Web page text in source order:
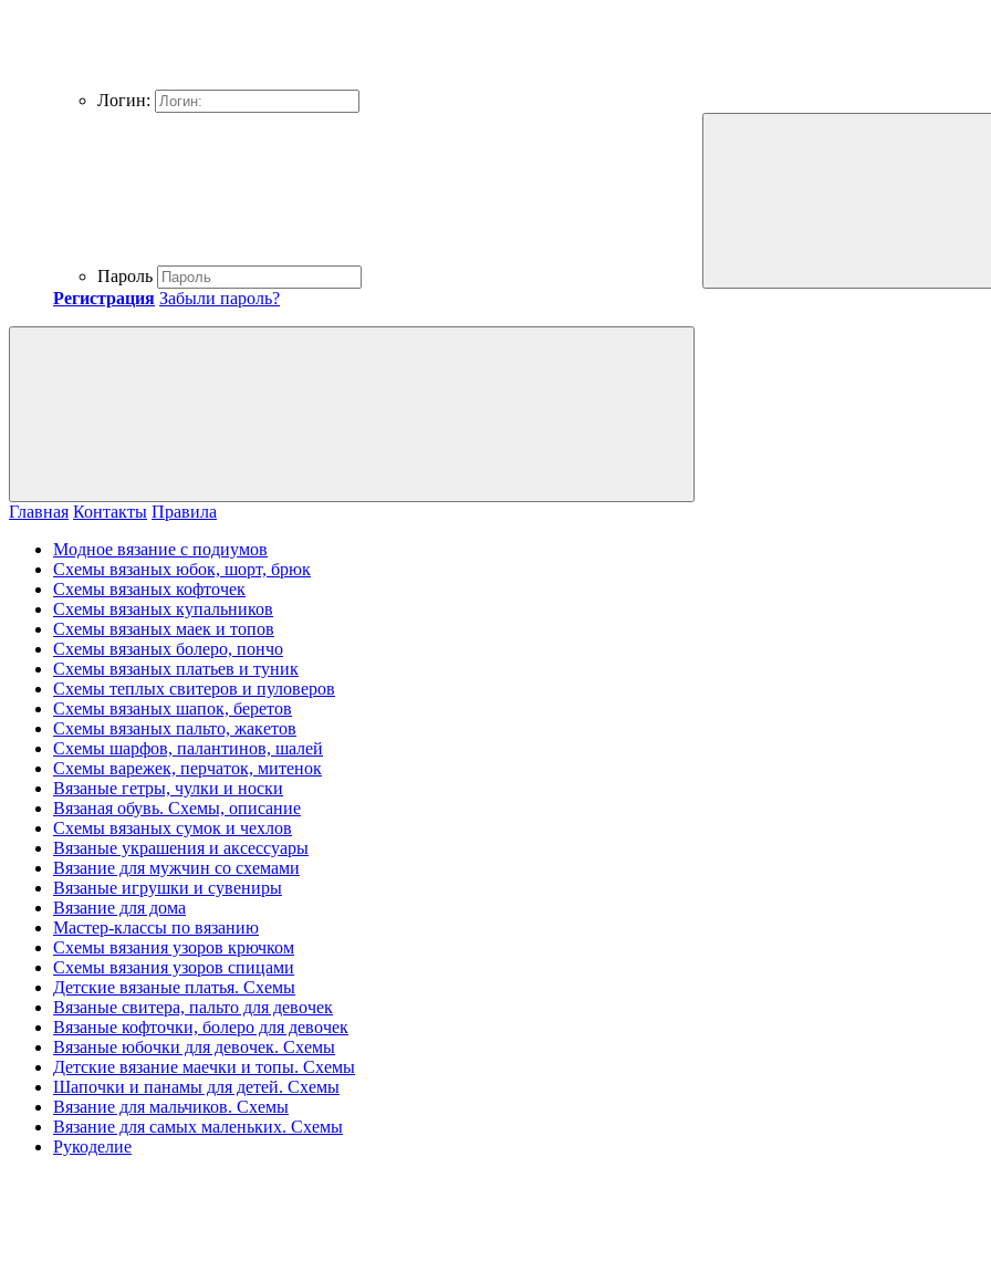
Логин:
Пароль
Регистрация Забыли пароль?
Главная Контакты Правила
Модное вязание с подиумов
Схемы вязаных юбок, шорт, брюк
Схемы вязаных кофточек
Схемы вязаных купальников
Схемы вязаных маек и топов
Схемы вязаных болеро, пончо
Схемы вязаных платьев и туник
Схемы теплых свитеров и пуловеров
Схемы вязаных шапок, беретов
Схемы вязаных пальто, жакетов
Схемы шарфов, палантинов, шалей
Схемы варежек, перчаток, митенок
Вязаные гетры, чулки и носки
Вязаная обувь. Схемы, описание
Схемы вязаных сумок и чехлов
Вязаные украшения и аксессуары
Вязание для мужчин со схемами
Вязаные игрушки и сувениры
Вязание для дома
Мастер-классы по вязанию
Схемы вязания узоров крючком
Схемы вязания узоров спицами
Детские вязаные платья. Схемы
Вязаные свитера, пальто для девочек
Вязаные кофточки, болеро для девочек
Вязаные юбочки для девочек. Схемы
Детские вязание маечки и топы. Схемы
Шапочки и панамы для детей. Схемы
Вязание для мальчиков. Схемы
Вязание для самых маленьких. Схемы
Рукоделие